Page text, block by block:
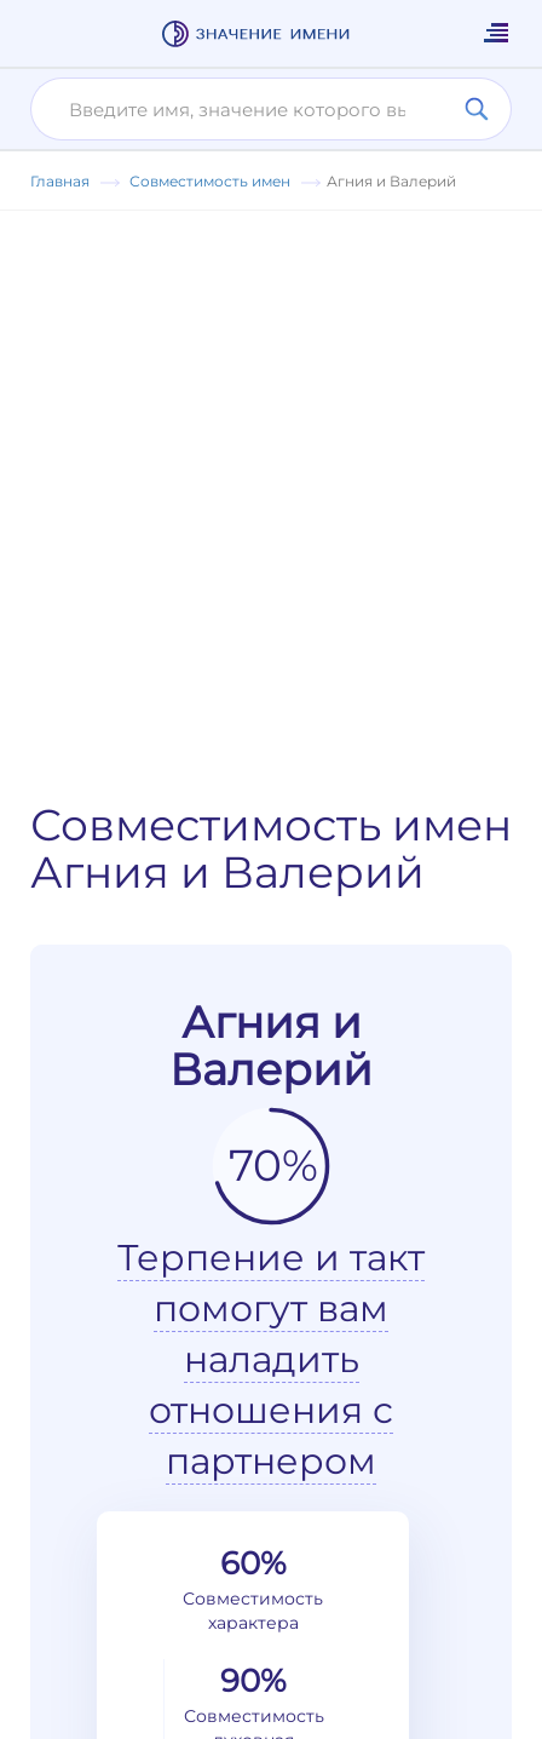
Главная Совместимость имен Агния и Валерий
Совместимость имен
Агния и Валерий
Агния и
Валерий
70%
Терпение и такт
помогут вам
наладить
отношения с
партнером
60%
Совместимость
характера
90%
Совместимость